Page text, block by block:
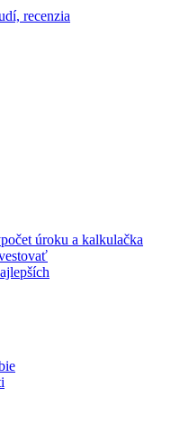
recenzia
úroku a kalkulačka